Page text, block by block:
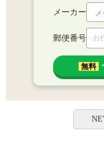
メーカー
郵便番号
無料